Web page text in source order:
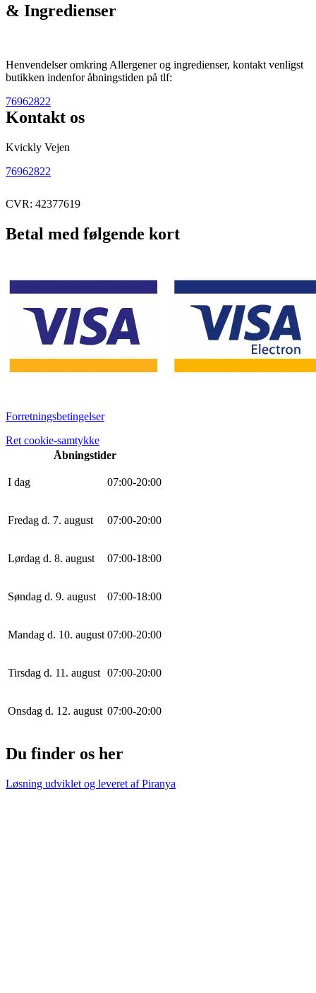
& Ingredienser
Henvendelser omkring Allergener og ingredienser, kontakt venligst
butikken indenfor åbningstiden på tlf:
76962822
Kontakt os
Kvickly Vejen
76962822
CVR: 42377619
Betal med følgende kort
Forretningsbetingelser
Ret cookie-samtykke
Åbningstider
I dag 07:00-20:00
Fredag d. 7. august 07:00-20:00
Lørdag d. 8. august 07:00-18:00
Søndag d. 9. august 07:00-18:00
Mandag d. 10. august 07:00-20:00
Tirsdag d. 11. august 07:00-20:00
Onsdag d. 12. august 07:00-20:00
Du finder os her
Løsning udviklet og leveret afPiranya